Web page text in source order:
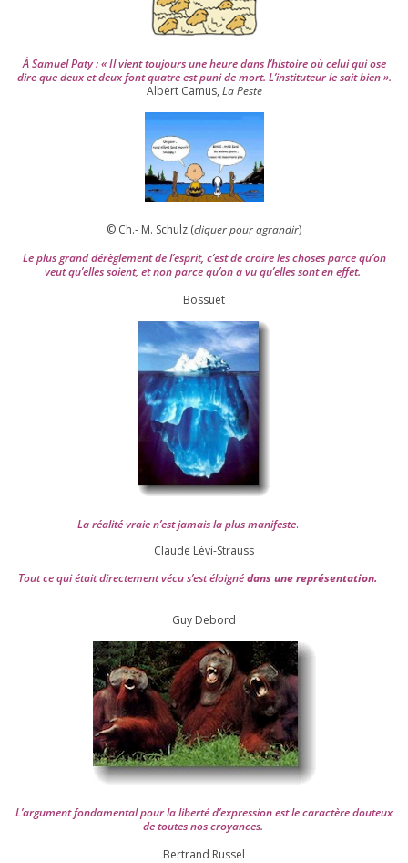
À Samuel Paty : « Il vient tou­jours une heure dans l’his­toire où celui qui ose
dire que deux et deux font quatre est puni de mort. L’instituteur le sait bien ».
Albert Camus, La Peste
© Ch.- M. Schulz (cli­quer pour agran­dir)
Le plus grand dérè­gle­ment de l’es­prit, c’est de croire les choses parce qu’on
veut qu’elles soient, et non parce qu’on a vu qu’elles sont en effet.
Bossuet
La réa­lité vraie n’est jamais la plus mani­feste.
Claude Lévi-Strauss
Tout ce qui était direc­te­ment vécu s’est éloi­gnédans une repré­sen­ta­tion.
Guy Debord
L’argument fon­da­men­tal pour la liber­té d’expression est le carac­tère dou­teux
de toutes nos croyances.
Ber­trand Russel